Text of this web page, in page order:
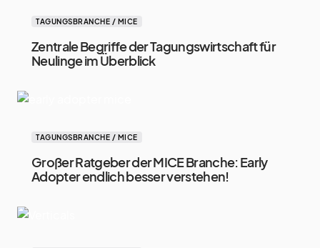
TAGUNGSBRANCHE / MICE
Zentrale Begriffe der Tagungswirtschaft für
Neulinge im Überblick
TAGUNGSBRANCHE / MICE
Großer Ratgeber der MICE Branche: Early
Adopter endlich besser verstehen!